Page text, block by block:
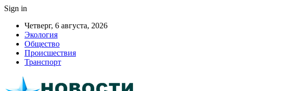
Sign in
Четверг, 6 августа, 2026
Экология
Общество
Происшествия
Транспорт